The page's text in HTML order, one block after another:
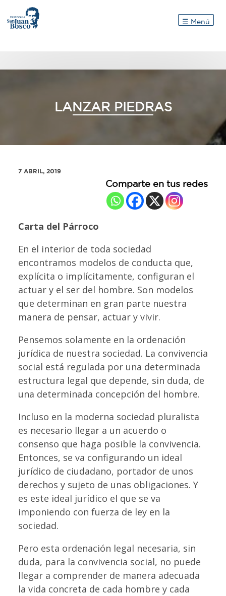
Inicio
☰ Menú
LANZAR PIEDRAS
7 ABRIL, 2019
Comparte en tus redes
Carta del Párroco
En el interior de toda sociedad
encontramos modelos de conducta que,
explícita o implícitamente, configuran el
actuar y el ser del hombre. Son modelos
que determinan en gran parte nuestra
manera de pensar, actuar y vivir.
Pensemos solamente en la ordenación
jurídica de nuestra sociedad. La convivencia
social está regulada por una determinada
estructura legal que depende, sin duda, de
una determinada concepción del hombre.
Incluso en la moderna sociedad pluralista
es necesario llegar a un acuerdo o
consenso que haga posible la convivencia.
Entonces, se va configurando un ideal
jurídico de ciudadano, portador de unos
derechos y sujeto de unas obligaciones. Y
es este ideal jurídico el que se va
imponiendo con fuerza de ley en la
sociedad.
Pero esta ordenación legal necesaria, sin
duda, para la convivencia social, no puede
llegar a comprender de manera adecuada
la vida concreta de cada hombre y cada